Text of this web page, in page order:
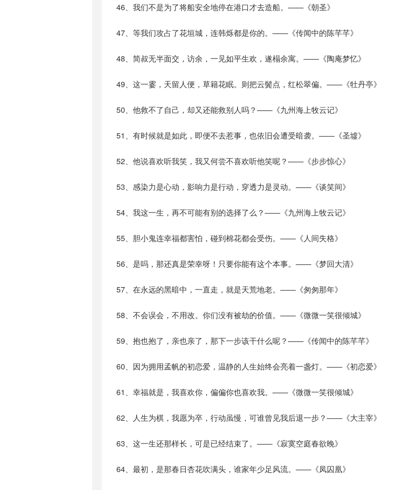
46、我们不是为了将船安全地停在港口才去造船。——《朝圣》
47、等我们攻占了花垣城，连韩烁都是你的。——《传闻中的陈芊芊》
48、简叔无半面交，访余，一见如平生欢，遂榻余寓。——《陶庵梦忆》
49、这一霎，天留人便，草籍花眠。则把云鬓点，红松翠偏。——《牡丹亭》
50、他救不了自己，却又还能救别人吗？——《九州海上牧云记》
51、有时候就是如此，即便不去惹事，也依旧会遭受暗袭。——《圣墟》
52、他说喜欢听我笑，我又何尝不喜欢听他笑呢？——《步步惊心》
53、感染力是心动，影响力是行动，穿透力是灵动。——《谈笑间》
54、我这一生，再不可能有别的选择了么？——《九州海上牧云记》
55、胆小鬼连幸福都害怕，碰到棉花都会受伤。——《人间失格》
56、是吗，那还真是荣幸呀！只要你能有这个本事。——《梦回大清》
57、在永远的黑暗中，一直走，就是天荒地老。——《匆匆那年》
58、不会误会，不用改。你们没有被劫的价值。——《微微一笑很倾城》
59、抱也抱了，亲也亲了，那下一步该干什么呢？——《传闻中的陈芊芊》
60、因为拥用孟帆的初恋爱，温静的人生始终会亮着一盏灯。——《初恋爱》
61、幸福就是，我喜欢你，偏偏你也喜欢我。——《微微一笑很倾城》
62、人生为棋，我愿为卒，行动虽慢，可谁曾见我后退一步？——《大主宰》
63、这一生还那样长，可是已经结束了。——《寂寞空庭春欲晚》
64、最初，是那春日杏花吹满头，谁家年少足风流。——《凤囚凰》